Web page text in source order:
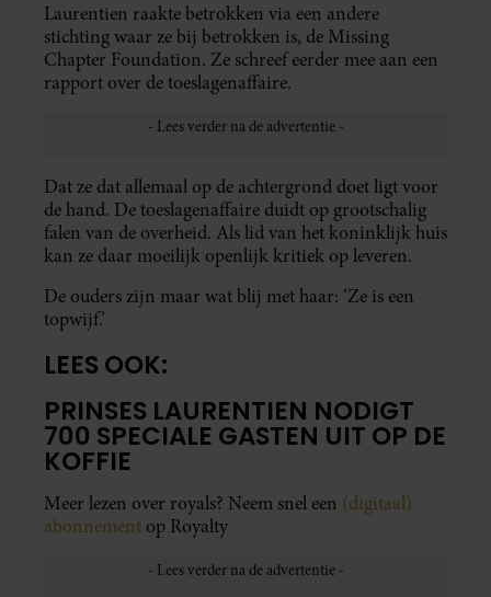
Laurentien raakte betrokken via een andere
stichting waar ze bij betrokken is, de Missing
Chapter Foundation. Ze schreef eerder mee aan een
rapport over de toeslagenaffaire.
Dat ze dat allemaal op de achtergrond doet ligt voor
de hand. De toeslagenaffaire duidt op grootschalig
falen van de overheid. Als lid van het koninklijk huis
kan ze daar moeilijk openlijk kritiek op leveren.
De ouders zijn maar wat blij met haar: ‘Ze is een
topwijf.’
LEES OOK:
PRINSES LAURENTIEN NODIGT
700 SPECIALE GASTEN UIT OP DE
KOFFIE
Meer lezen over royals? Neem snel een (digitaal)
abonnement op Royalty